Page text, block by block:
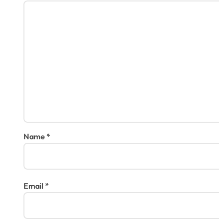
Name*
Email *